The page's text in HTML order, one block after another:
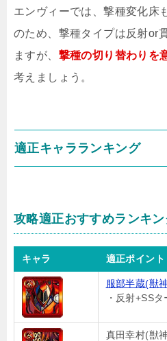
エンヴィーでは、撃種変化床
のため、撃種タイプは反射or
ますが、 撃種の切り替わりを
考えましょう。
適正キャラランキング
攻略適正おすすめランキ
キャラ 適正ポイント
服部半蔵(獣
・反射+SS
真田幸村(獣